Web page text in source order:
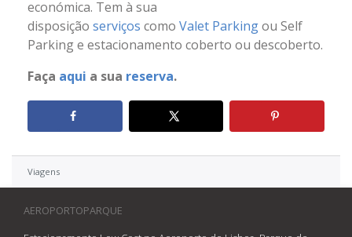
económica. Tem à sua
disposição serviços como Valet Parkingou Self
Parking e estacionamento coberto ou descoberto.
Faça aqui a sua reserva.
Viagens
AEROPORTOPARQUE